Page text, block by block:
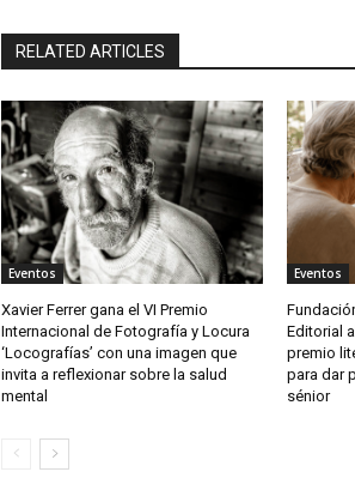
RELATED ARTICLES
Eventos
Xavier Ferrer gana el VI Premio
Internacional de Fotografía y Locura
‘Locografías’ con una imagen que
invita a reflexionar sobre la salud
mental
Eventos
Editorial
premio
para dar
sénior